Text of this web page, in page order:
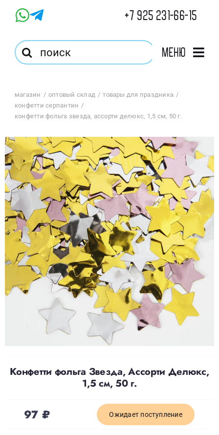
+7 925 231-66-15
Результат
поиска:
Меню
Магазин
Оптовый Магазин
Корзина
Избранное
Доставка
О нас
Отзывы
Политика конфиденциальности
магазин оптовый склад
товары для праздника
конфетти серпантин
конфетти фольга звезда, ассорти делюкс, 1,5 см, 50 г.
Конфетти фольга Звезда, Ассорти Делюкс,
1,5 см, 50 г.
97 ₽ Ожидает поступление